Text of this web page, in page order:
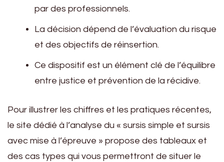
par des professionnels.
La décision dépend de l’évaluation du risque
et des objectifs de réinsertion.
Ce dispositif est un élément clé de l’équilibre
entre justice et prévention de la récidive.
Pour illustrer les chiffres et les pratiques récentes,
le site dédié à l’analyse du « sursis simple et sursis
avec mise à l’épreuve » propose des tableaux et
des cas types qui vous permettront de situer le